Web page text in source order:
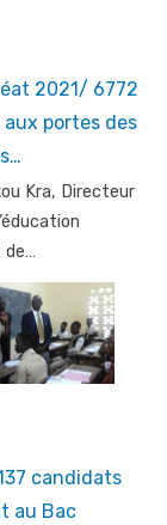
2021/ 6772
portes des
Kra, Directeur
de…
candidats
au Bac